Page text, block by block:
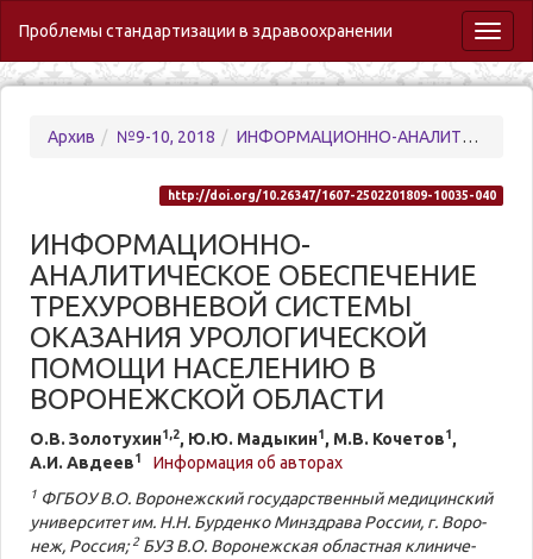
Проблемы стандартизации в здравоохранении
Архив №9-10, 2018 ИНФОРМАЦИОННО-АНАЛИТИЧЕСКОЕ ОБЕСПЕЧЕНИЕ ТРЕХУРОВНЕВОЙ СИСТЕМЫ ОКАЗАНИЯ УРОЛОГИЧЕСКОЙ ПОМОЩИ НАСЕЛЕНИЮ В ВОРОНЕЖСКОЙ ОБЛАСТИ
http://doi.org/10.26347/1607-2502201809-10035-040
ИНФОРМАЦИОННО-
АНАЛИТИЧЕСКОЕ ОБЕСПЕЧЕНИЕ
ТРЕХУРОВНЕВОЙ СИСТЕМЫ
ОКАЗАНИЯ УРОЛОГИЧЕСКОЙ
ПОМОЩИ НАСЕЛЕНИЮ В
ВОРОНЕЖСКОЙ ОБЛАСТИ
О.В. Зо­ло­ту­хин1,2, Ю.Ю. Мадыкин1, М.В. Ко­че­тов1,
А.И. Авдеев1 Информация об авторах
1 ФГБОУ В.О. Во­ро­нежский го­су­дар­ствен­ный ме­ди­цинский
уни­вер­си­тет им. Н.Н. Бур­ден­ко Мин­здра­ва Рос­сии, г. Во­ро­
неж, Рос­сия;2БУЗ В.О. Во­ро­нежская об­ласт­ная кли­ни­че­